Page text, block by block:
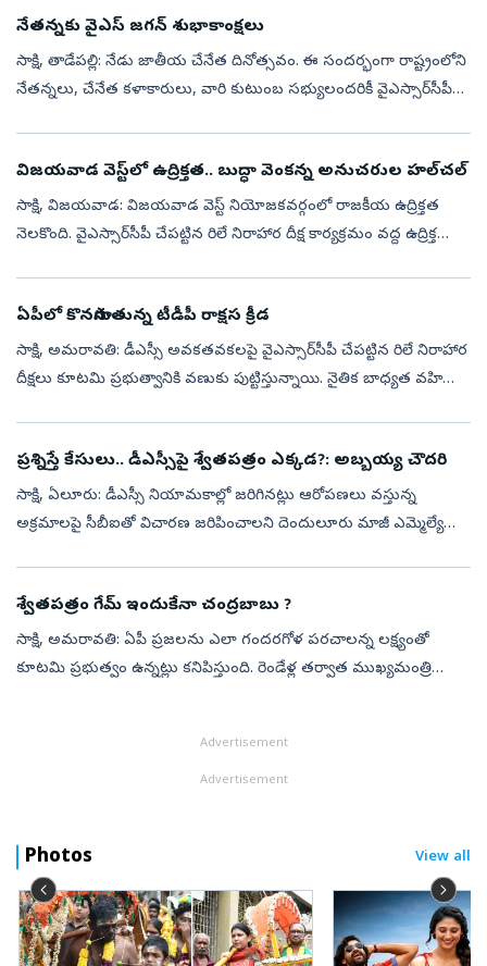
నేతన్నకు వైఎస్‌ జగన్‌ శుభాకాంక్షలు
సాక్షి, తాడేపల్లి: నేడు జాతీయ చేనేత దినోత్సవం. ఈ సందర్భంగా రాష్ట్రంలోని
నేతన్నలు, చేనేత కళాకారులు, వారి కుటుంబ స‌భ్యులంద‌రికీ వైఎస్సార్‌సీపీ
విజయవాడ వెస్ట్‌లో ఉద్రిక్తత.. బుద్ధా వెంకన్న అనుచరుల హల్‌చల్‌
సాక్షి, విజయవాడ: విజయవాడ వెస్ట్ నియోజకవర్గంలో రాజకీయ ఉద్రిక్తత
నెలకొంది. వైఎస్సార్‌సీపీ చేపట్టిన రిలే నిరాహార దీక్ష కార్యక్రమం వద్ద ఉద్రిక్త
ఏపీలో కొనసాగుతున్న టీడీపీ రాక్షస క్రీడ
సాక్షి, అమరావతి: డీఎస్సీ అవకతవకలపై వైఎస్సార్‌సీపీ చేపట్టిన రిలే నిరాహార
దీక్షలు కూటమి ప్రభుత్వానికి వణుకు పుట్టిస్తున్నాయి. నైతిక బాధ్యత వహిస్తూ
ప్రశ్నిస్తే కేసులు.. డీఎస్సీపై శ్వేతపత్రం ఎక్కడ?: అబ్బయ్య చౌదరి
సాక్షి, ఏలూరు: డీఎస్సీ నియామకాల్లో జరిగినట్లు ఆరోపణలు వస్తున్న
అక్రమాలపై సీబీఐతో విచారణ జరిపించాలని దెందులూరు మాజీ ఎమ్మెల్యే
శ్వేతపత్రం గేమ్‌ ఇందుకేనా చంద్రబాబు ?
సాక్షి, అమరావతి: ఏపీ ప్రజలను ఎలా గందరగోళ పరచాలన్న లక్ష్యంతో
కూటమి ప్రభుత్వం ఉన్నట్లు కనిపిస్తుంది. రెండేళ్ల తర్వాత ముఖ్యమంత్రి
Advertisement
Advertisement
Photos View all